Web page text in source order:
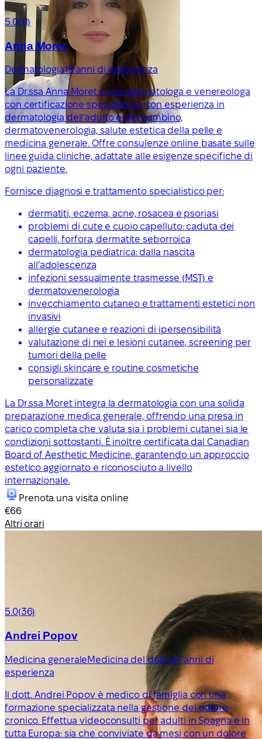
5.0(11)
Anna Moret
Dermatologia19 anni di esperienza
La Dr.ssa Anna Moret è una dermatologa e venereologa
con certificazione specialistica, con esperienza in
dermatologia dell’adulto e del bambino,
dermatovenerologia, salute estetica della pelle e
medicina generale. Offre consulenze online basate sulle
linee guida cliniche, adattate alle esigenze specifiche di
ogni paziente.
Fornisce diagnosi e trattamento specialistico per:
dermatiti, eczema, acne, rosacea e psoriasi
problemi di cute e cuoio capelluto: caduta dei
capelli, forfora, dermatite seborroica
dermatologia pediatrica: dalla nascita
all’adolescenza
infezioni sessualmente trasmesse (MST) e
dermatovenerologia
invecchiamento cutaneo e trattamenti estetici non
invasivi
allergie cutanee e reazioni di ipersensibilità
valutazione di nei e lesioni cutanee, screening per
tumori della pelle
consigli skincare e routine cosmetiche
personalizzate
La Dr.ssa Moret integra la dermatologia con una solida
preparazione medica generale, offrendo una presa in
carico completa che valuta sia i problemi cutanei sia le
condizioni sottostanti. È inoltre certificata dal Canadian
Board of Aesthetic Medicine, garantendo un approccio
estetico aggiornato e riconosciuto a livello
internazionale.
Prenota una visita online
€66
Altri orari
5.0(36)
Andrei Popov
Medicina generaleMedicina del dolore7 anni di
esperienza
Il dott. Andrei Popov è medico di famiglia con una
formazione specializzata nella gestione del dolore
cronico. Effettua videoconsulti per adulti in Spagna e in
tutta Europa: sia che conviviate da mesi con un dolore